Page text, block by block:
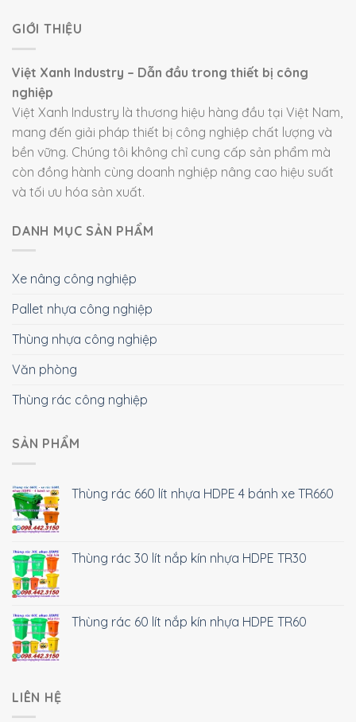
GIỚI THIỆU
Việt Xanh Industry – Dẫn đầu trong thiết bị công
nghiệp
Việt Xanh Industry là thương hiệu hàng đầu tại Việt Nam,
mang đến giải pháp thiết bị công nghiệp chất lượng và
bền vững. Chúng tôi không chỉ cung cấp sản phẩm mà
còn đồng hành cùng doanh nghiệp nâng cao hiệu suất
và tối ưu hóa sản xuất.
DANH MỤC SẢN PHẨM
Xe nâng công nghiệp
Pallet nhựa công nghiệp
Thùng nhựa công nghiệp
Văn phòng
Thùng rác công nghiệp
SẢN PHẨM
Thùng rác 660 lít nhựa HDPE 4 bánh xe TR660
Thùng rác 30 lít nắp kín nhựa HDPE TR30
Thùng rác 60 lít nắp kín nhựa HDPE TR60
LIÊN HỆ